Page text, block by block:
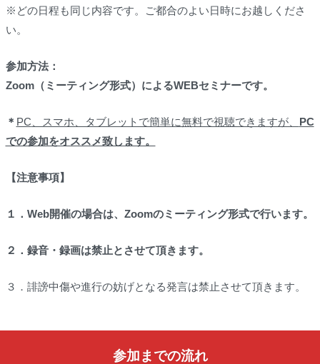
※どの日程も同じ内容です。ご都合のよい日時にお越しくださ
い。
参加方法：
Zoom（ミーティング形式） によるWEBセミナーです。
＊ PC 、スマホ、タブレットで簡単に無料で視聴できますが、 PC
での参加をオススメ致します。
【注意事項】
１．Web開催の場合は、Zoomのミーティング形式で行います。
２．録音・録画は禁止とさせて頂きます。
３．誹謗中傷や進行の妨げとなる発言は禁止させて頂きます。
参加までの流れ